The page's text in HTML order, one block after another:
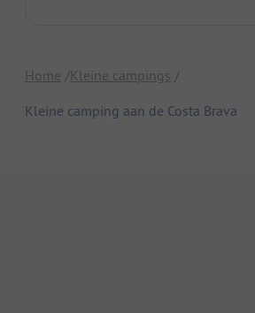
Home
Kleine campings
Kleine camping aan de Costa Brava